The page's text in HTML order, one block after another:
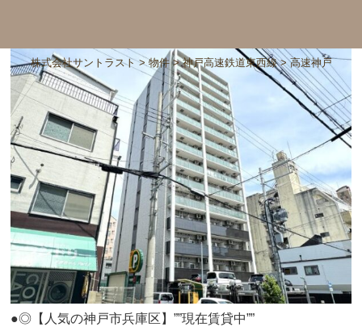
株式会社サントラスト>物件>神戸高速鉄道東西線>高速神戸
●◎【人気の神戸市兵庫区】””現在賃貸中””